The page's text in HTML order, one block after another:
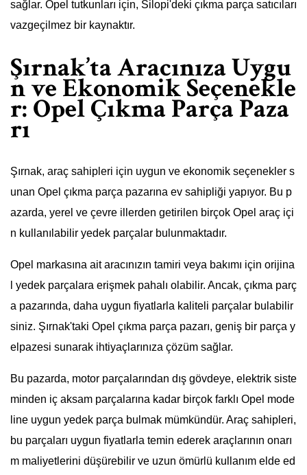
sağlar. Opel tutkunları için, Silopi'deki çıkma parça satıcıları
vazgeçilmez bir kaynaktır.
Şırnak’ta Aracınıza Uygu
n ve Ekonomik Seçenekle
r: Opel Çıkma Parça Paza
rı
Şırnak, araç sahipleri için uygun ve ekonomik seçenekler s
unan Opel çıkma parça pazarına ev sahipliği yapıyor. Bu p
azarda, yerel ve çevre illerden getirilen birçok Opel araç içi
n kullanılabilir yedek parçalar bulunmaktadır.
Opel markasına ait aracınızın tamiri veya bakımı için orijina
l yedek parçalara erişmek pahalı olabilir. Ancak, çıkma parç
a pazarında, daha uygun fiyatlarla kaliteli parçalar bulabilir
siniz. Şırnak'taki Opel çıkma parça pazarı, geniş bir parça y
elpazesi sunarak ihtiyaçlarınıza çözüm sağlar.
Bu pazarda, motor parçalarından dış gövdeye, elektrik siste
minden iç aksam parçalarına kadar birçok farklı Opel mode
line uygun yedek parça bulmak mümkündür. Araç sahipleri,
bu parçaları uygun fiyatlarla temin ederek araçlarının onarı
m maliyetlerini düşürebilir ve uzun ömürlü kullanım elde ed